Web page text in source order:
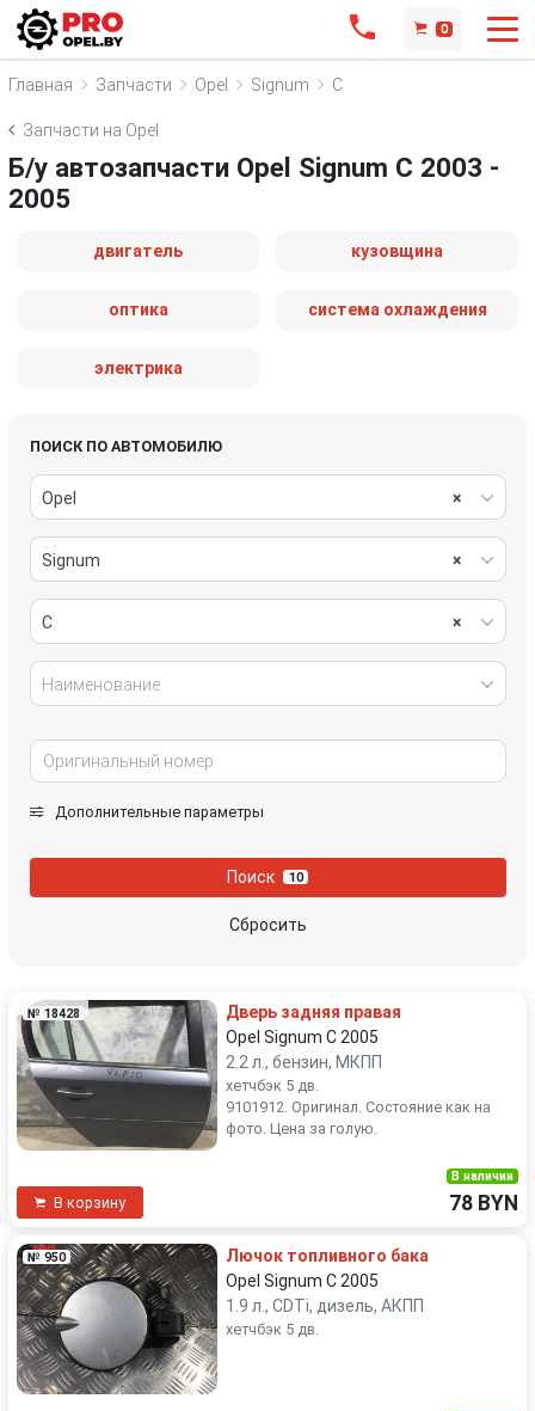
0
Главная Запчасти Opel Signum C
Запчасти на Opel
Б/у автозапчасти Opel Signum C 2003 -
2005
двигатель кузовщина
оптика система охлаждения
электрика
ПОИСК ПО АВТОМОБИЛЮ
×
Opel
×
Signum
×
C
Наименование
Дополнительные параметры
Поиск 10
Сбросить
№ 18428
Дверь задняя правая
Opel Signum C 2005
2.2 л., бензин, МКПП
хетчбэк 5 дв.
9101912. Оригинал. Состояние как на
фото. Цена за голую.
В корзину
В наличии
78 BYN
№ 950
Лючок топливного бака
Opel Signum C 2005
1.9 л., CDTi, дизель, АКПП
хетчбэк 5 дв.